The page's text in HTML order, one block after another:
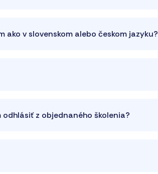
v slovenskom alebo českom jazyku?
z objednaného školenia?